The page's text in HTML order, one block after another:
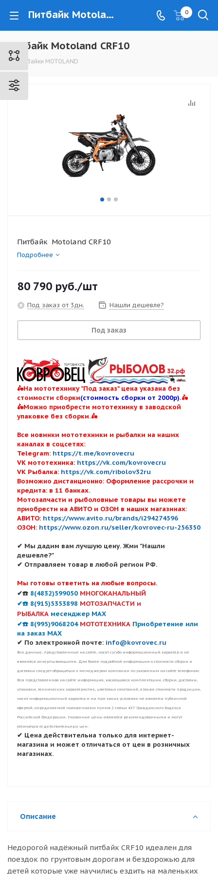
Питбайк Motoland CRF10 - www.kovrovec.ru 0
Питбайк Motoland CRF10
Питбайки MOTOLAND
Питбайк Motoland CRF10
Подробнее
80 790 руб./шт
Под заказ от 3дн. Нашли дешевле?
Под заказ
🛵На мототехнику "Под заказ" цена указана без
стоимости сборки(стоимость сборки от 2000р).🛵
🛵Можно приобрести мототехнику в заводской
упаковке без сборки.🛵
Все новинки мототехники и рыбалки на наших
каналах в соцсетях:
Telegram: https://t.me/kovrovecru
VK мототехника: https://vk.com/kovrovecru
VK Рыбалка: https://vk.com/ribolov32ru
Возможно дистанционно: Оформление рассрочки и
кредита: в 11 банках.
Мотозапчасти и рыболовные товары вы можете
приобрести на АВИТО и ОЗОН в наших магазинах:
АВИТО: https://www.avito.ru/brands/i294274596
ОЗОН: https://www.ozon.ru/seller/kovrovec-ru-256350
✔ Мы дадим вам лучшую цену. Жми "Нашли
дешевле?"
✔ Отправляем товар в любой регион РФ.
Мы готовы ответить на любые вопросы.
✔☎️ 8(4832)599050 МНОГОКАНАЛЬНЫЙ
✔☎️ 8(915)5353898 МОТОЗАПЧАСТИ и
РЫБАЛКА месенджер MAX
✔☎️ 8(995)9068204 МОТОТЕХНИКА Приобретение или
на заказ MAX
✔ По электронной почте: info@kovrovec.ru
Все данные, представленные на сайте, носят сугубо информационный характер и не
являются исчерпывающими. Для более подробной информации о стоимости сборки и
доставки следует обращаться к менеджерам компании по указанным на сайте телефонам.
Вся представленная на сайте информация, касающаяся комплектации, сборки, доставки,
упаковки, технических характеристик, цветовых сочетаний, а также стоимости продукции,
носит информационный характер и ни при каких условиях не является публичной
офертой, определяемой положениями пункта 2 статьи 437 Гражданского Кодекса
Российской Федерации. Указанные цены являются рекомендованными и могут
отличаться от действительных цен.
✔ Цена действительна только для интернет-
магазина и может отличаться от цен в розничных
магазинах.
Описание
Недорогой надёжный питбайк CRF10 идеален для
поездок по грунтовым дорогам и бездорожью для
детей которые уже научились ездить на маленьких